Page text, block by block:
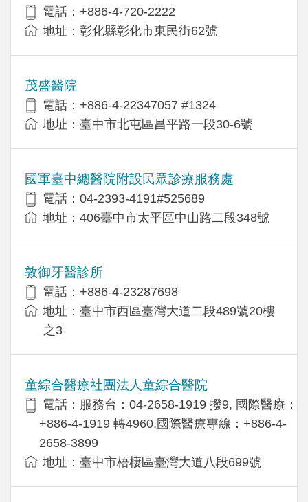
電話：+886-4-720-2222
地址：彰化縣彰化市東民街62號
茂盛醫院
電話：+886-4-22347057 #1324
地址：臺中市北屯區昌平路一段30-6號
國軍臺中總醫院附設民眾診療服務處
電話：04-2393-4191#525689
地址：406臺中市太平區中山路二段348號
敦御牙醫診所
電話：+886-4-23287698
地址：臺中市西區臺灣大道二段489號20樓
之3
童綜合醫療社團法人童綜合醫院
電話：服務台：04-2658-1919 撥9, 國際醫療：
+886-4-1919 轉4960,國際醫療專線：+886-4-
2658-3899
地址：臺中市梧棲區臺灣大道八段699號